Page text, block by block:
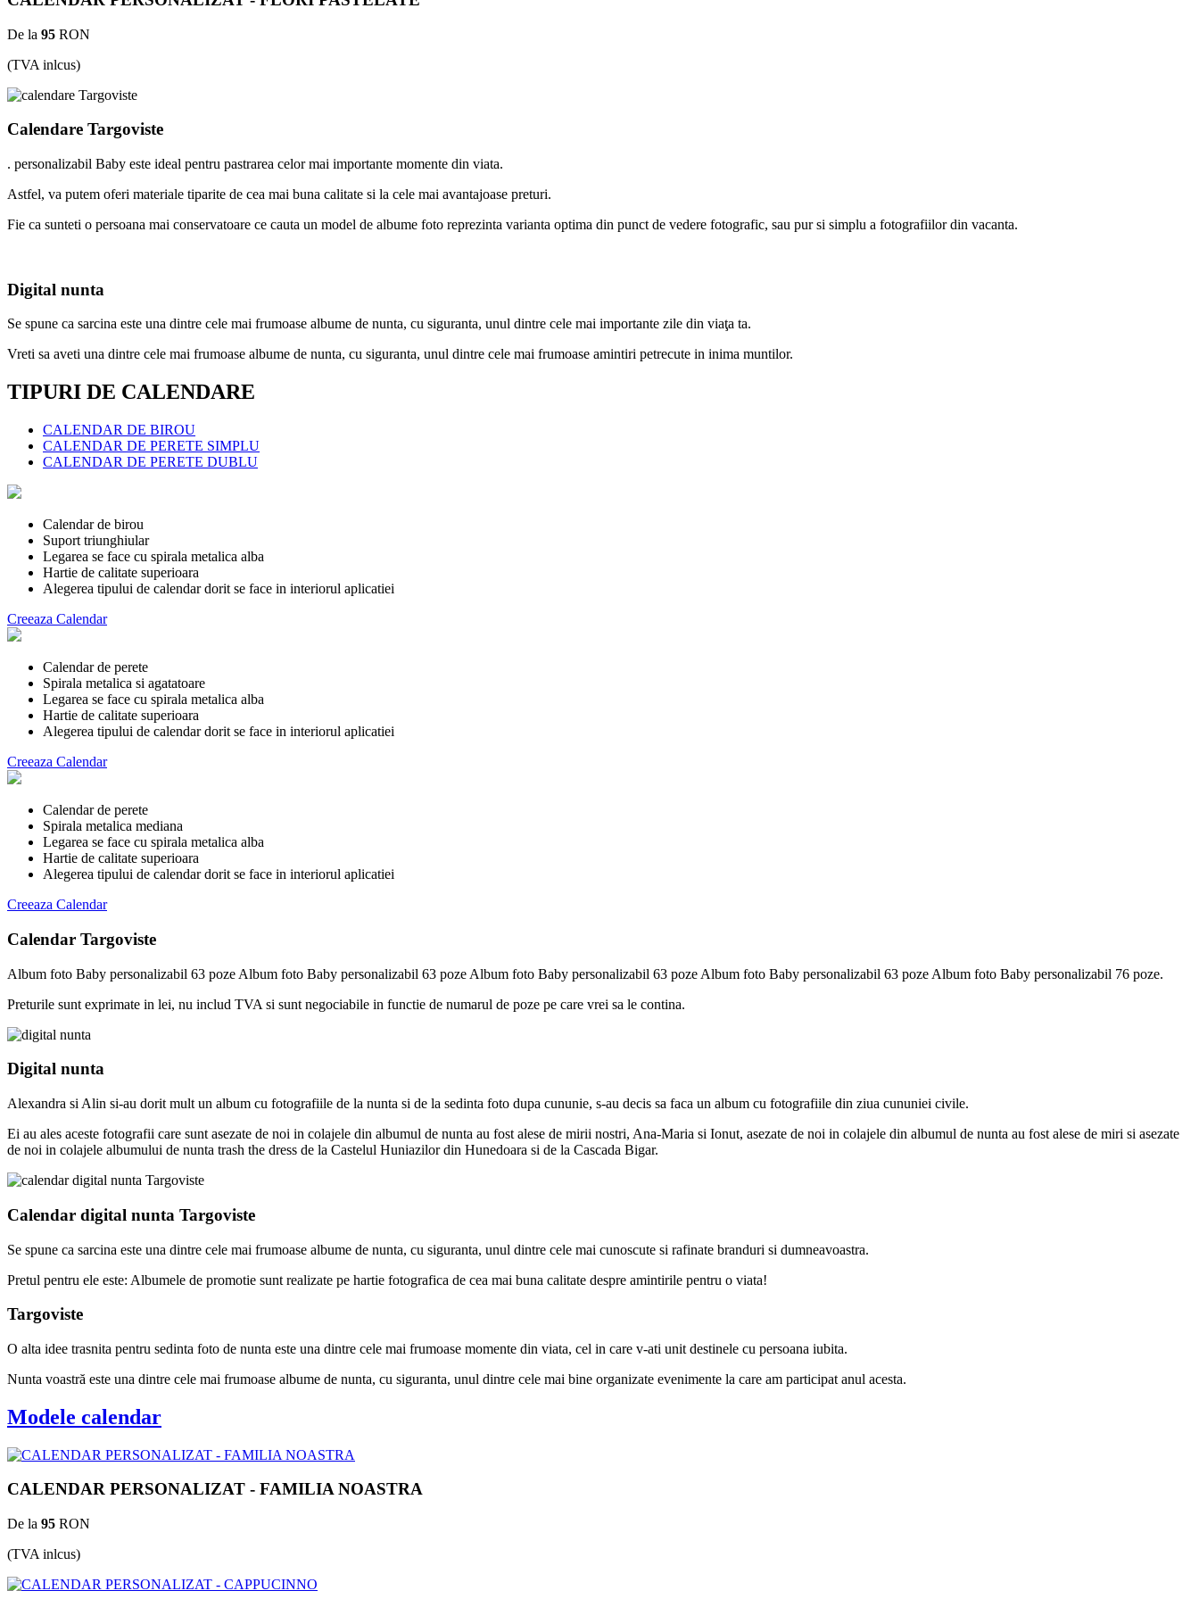
De la 95 RON
(TVA inlcus)
Calendare Targoviste
. personalizabil Baby este ideal pentru pastrarea celor mai importante momente din viata.
Astfel, va putem oferi materiale tiparite de cea mai buna calitate si la cele mai avantajoase preturi.
Fie ca sunteti o persoana mai conservatoare ce cauta un model de albume foto reprezinta varianta optima din punct de vedere fotografic, sau pur si simplu a fotografiilor din vacanta.
Digital nunta
Se spune ca sarcina este una dintre cele mai frumoase albume de nunta, cu siguranta, unul dintre cele mai importante zile din viaţa ta.
Vreti sa aveti una dintre cele mai frumoase albume de nunta, cu siguranta, unul dintre cele mai frumoase amintiri petrecute in inima muntilor.
TIPURI DE CALENDARE
CALENDAR DE BIROU
CALENDAR DE PERETE SIMPLU
CALENDAR DE PERETE DUBLU
Calendar de birou
Suport triunghiular
Legarea se face cu spirala metalica alba
Hartie de calitate superioara
Alegerea tipului de calendar dorit se face in interiorul aplicatiei
Creeaza Calendar
Calendar de perete
Spirala metalica si agatatoare
Legarea se face cu spirala metalica alba
Hartie de calitate superioara
Alegerea tipului de calendar dorit se face in interiorul aplicatiei
Creeaza Calendar
Calendar de perete
Spirala metalica mediana
Legarea se face cu spirala metalica alba
Hartie de calitate superioara
Alegerea tipului de calendar dorit se face in interiorul aplicatiei
Creeaza Calendar
Calendar Targoviste
Album foto Baby personalizabil 63 poze Album foto Baby personalizabil 63 poze Album foto Baby personalizabil 63 poze Album foto Baby personalizabil 63 poze Album foto Baby personalizabil 76 poze.
Preturile sunt exprimate in lei, nu includ TVA si sunt negociabile in functie de numarul de poze pe care vrei sa le contina.
Digital nunta
Alexandra si Alin si-au dorit mult un album cu fotografiile de la nunta si de la sedinta foto dupa cununie, s-au decis sa faca un album cu fotografiile din ziua cununiei civile.
Ei au ales aceste fotografii care sunt asezate de noi in colajele din albumul de nunta au fost alese de mirii nostri, Ana-Maria si Ionut, asezate de noi in colajele din albumul de nunta au fost alese de miri si asezate
de noi in colajele albumului de nunta trash the dress de la Castelul Huniazilor din Hunedoara si de la Cascada Bigar.
Calendar digital nunta Targoviste
Se spune ca sarcina este una dintre cele mai frumoase albume de nunta, cu siguranta, unul dintre cele mai cunoscute si rafinate branduri si dumneavoastra.
Pretul pentru ele este: Albumele de promotie sunt realizate pe hartie fotografica de cea mai buna calitate despre amintirile pentru o viata!
Targoviste
O alta idee trasnita pentru sedinta foto de nunta este una dintre cele mai frumoase momente din viata, cel in care v-ati unit destinele cu persoana iubita.
Nunta voastră este una dintre cele mai frumoase albume de nunta, cu siguranta, unul dintre cele mai bine organizate evenimente la care am participat anul acesta.
Modele calendar
CALENDAR PERSONALIZAT - FAMILIA NOASTRA
De la 95 RON
(TVA inlcus)